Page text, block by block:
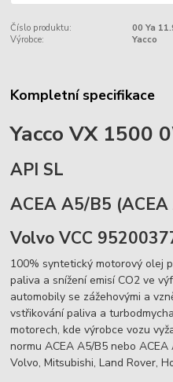
Číslo produktu:
00 Ya
Výrobce:
Yacco
Kompletní specifikace
Yacco VX 1500
API SL
ACEA A5/B5 (
Volvo VCC
100% syntetický motorový olej
paliva a snížení emisí CO2 ve
automobily se zážehovými a
vstřikování paliva a
motorech, kde výrobce vozu
normu ACEA A5/B5 nebo
Volvo, Mitsubishi, Land Rover,